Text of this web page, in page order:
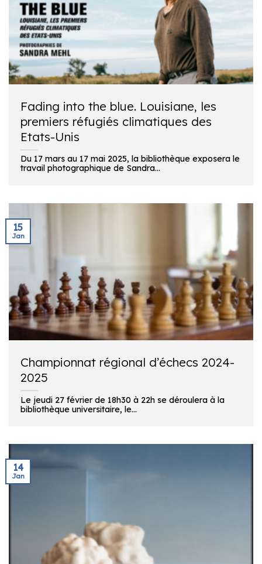
Fading into the blue. Louisiane, les
premiers réfugiés climatiques des
Etats-Unis
Du 17 mars au 17 mai 2025, la bibliothèque exposera le
travail photographique de Sandra...
Championnat régional d’échecs 2024-
2025
Le jeudi 27 février de 18h30 à 22h se déroulera à la
bibliothèque universitaire, le...
15
Jan
14
Jan